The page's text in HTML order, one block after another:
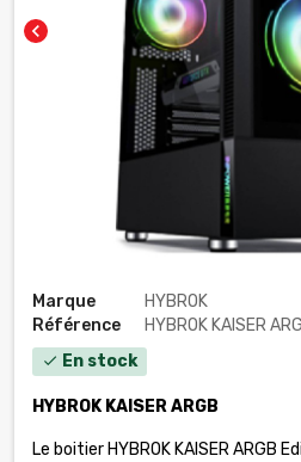
chevron_left
Marque
HYBROK
Référence
HYBROK KAISER
check En stock
HYBROK KAISER ARGB
Le boitier HYBROK KAISER ARGB